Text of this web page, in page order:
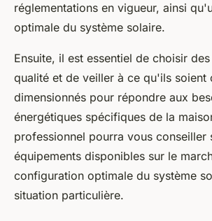
réglementations en vigueur, ainsi
optimale du système solaire.
Ensuite, il est essentiel de choisir
qualité et de veiller à ce qu'ils soient
dimensionnés pour répondre aux
énergétiques spécifiques de la
professionnel pourra vous conseiller
équipements disponibles sur le
configuration optimale du système
situation particulière.